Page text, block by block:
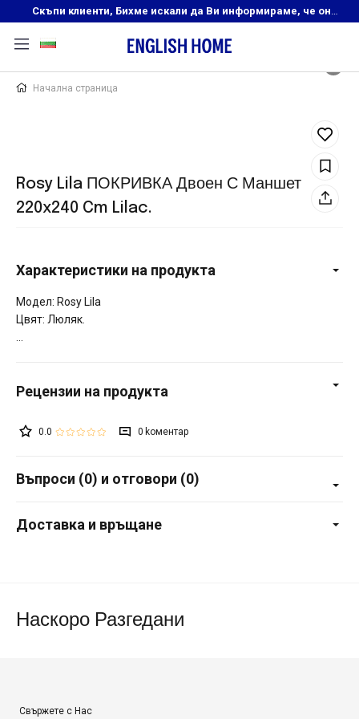
Скъпи клиенти, Бихме искали да Ви информираме, че онлайн магазинът на English Home преустановява своята дейност. Прекрасният ни и усмихнат екип ,Ви очаква в нашите физически магазини, където ще откриете любимите си продукти! Благодарим Ви, че сте част от семейството на Еnglish Home!
Начална страница
Rosy Lila ПОКРИВКА Двоен С Маншет
220x240 Cm Lilac.
Характеристики на продукта
Модел: Rosy Lila
Цвят: Люляк.
0.0 0
Въпроси (0) и отговори (0)
Доставка и връщане
Наскоро Разгедани
Свържете с Нас